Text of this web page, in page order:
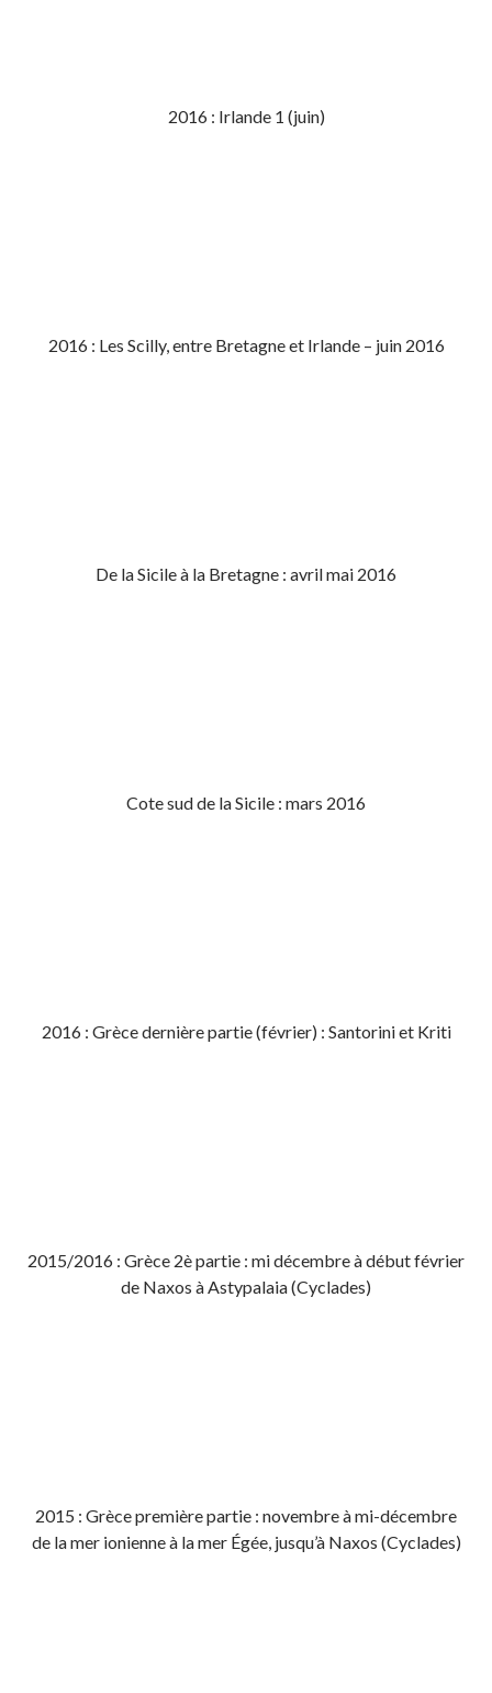
2016 : Irlande 1 (juin)
2016 : Les Scilly, entre Bretagne et Irlande – juin 2016
De la Sicile à la Bretagne : avril mai 2016
Cote sud de la Sicile : mars 2016
2016 : Grèce dernière partie (février) : Santorini et Kriti
2015/2016 : Grèce 2è partie : mi décembre à début février
de Naxos à Astypalaia (Cyclades)
2015 : Grèce première partie : novembre à mi-décembre
de la mer ionienne à la mer Égée, jusqu’à Naxos (Cyclades)